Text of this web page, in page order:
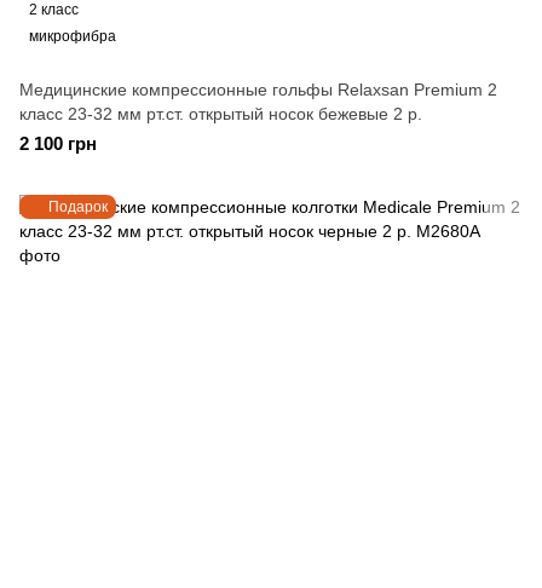
2 класс
микрофибра
Медицинские компрессионные гольфы Relaxsan Premium 2
класс 23-32 мм рт.ст. открытый носок бежевые 2 р.
2 100 грн
Подарок